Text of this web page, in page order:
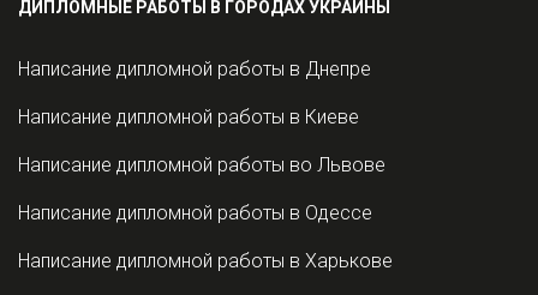
ДИПЛОМНЫЕ РАБОТЫ В ГОРОДАХ УКРАИНЫ
Написание дипломной работы в Днепре
Написание дипломной работы в Киеве
Написание дипломной работы во Львове
Написание дипломной работы в Одессе
Написание дипломной работы в Харькове